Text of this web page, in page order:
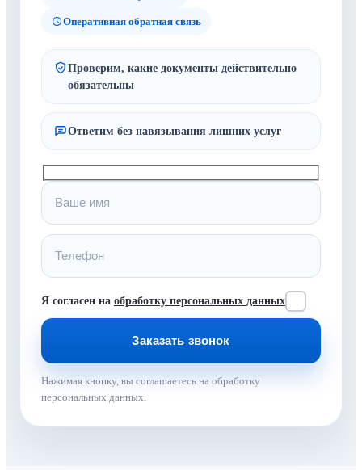
Оперативная обратная связь
Проверим, какие документы действительно
обязательны
Ответим без навязывания лишних услуг
Я согласен на обработку персональных данных
Нажимая кнопку, вы соглашаетесь на обработку
персональных данных.